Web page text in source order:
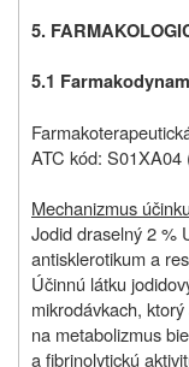
5.
5.1
ATC kód: S01XA04
Mechanizmus účinku
Jodid draselný 2 %
antisklerotikum a
Účinnú látku
mikrodávkach,
na metabolizmus
a fibrinolytickú